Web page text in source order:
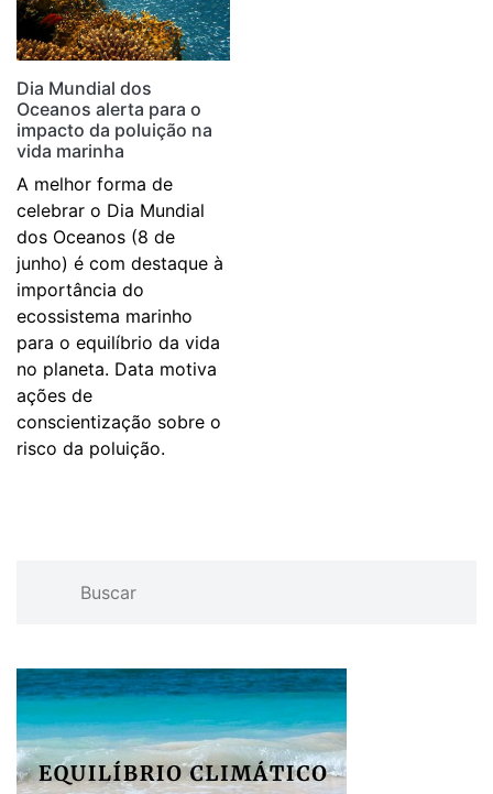
Dia Mundial dos
Oceanos alerta para o
impacto da poluição na
vida marinha
A melhor forma de
celebrar o Dia Mundial
dos Oceanos (8 de
junho) é com destaque à
importância do
ecossistema marinho
para o equilíbrio da vida
no planeta. Data motiva
ações de
conscientização sobre o
risco da poluição.